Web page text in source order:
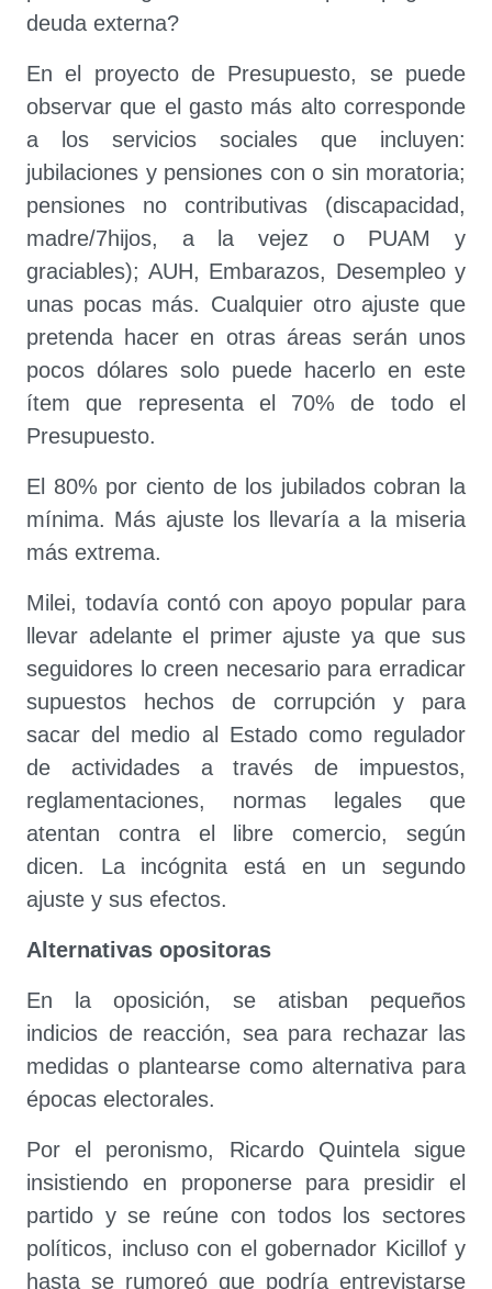
deuda externa?
En el proyecto de Presupuesto, se puede
observar que el gasto más alto corresponde
a los servicios sociales que incluyen:
jubilaciones y pensiones con o sin moratoria;
pensiones no contributivas (discapacidad,
madre/7hijos, a la vejez o PUAM y
graciables); AUH, Embarazos, Desempleo y
unas pocas más. Cualquier otro ajuste que
pretenda hacer en otras áreas serán unos
pocos dólares solo puede hacerlo en este
ítem que representa el 70% de todo el
Presupuesto.
El 80% por ciento de los jubilados cobran la
mínima. Más ajuste los llevaría a la miseria
más extrema.
Milei, todavía contó con apoyo popular para
llevar adelante el primer ajuste ya que sus
seguidores lo creen necesario para erradicar
supuestos hechos de corrupción y para
sacar del medio al Estado como regulador
de actividades a través de impuestos,
reglamentaciones, normas legales que
atentan contra el libre comercio, según
dicen. La incógnita está en un segundo
ajuste y sus efectos.
Alternativas opositoras
En la oposición, se atisban pequeños
indicios de reacción, sea para rechazar las
medidas o plantearse como alternativa para
épocas electorales.
Por el peronismo, Ricardo Quintela sigue
insistiendo en proponerse para presidir el
partido y se reúne con todos los sectores
políticos, incluso con el gobernador Kicillof y
hasta se rumoreó que podría entrevistarse